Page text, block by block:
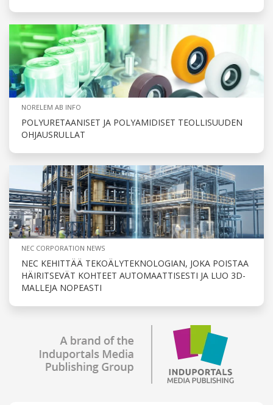
NORELEM AB INFO
POLYURETAANISET JA POLYAMIDISET TEOLLISUUDEN
OHJAUSRULLAT
NEC CORPORATION NEWS
NEC KEHITTÄÄ TEKOÄLYTEKNOLOGIAN, JOKA POISTAA
HÄIRITSEVÄT KOHTEET AUTOMAATTISESTI JA LUO 3D-
MALLEJA NOPEASTI